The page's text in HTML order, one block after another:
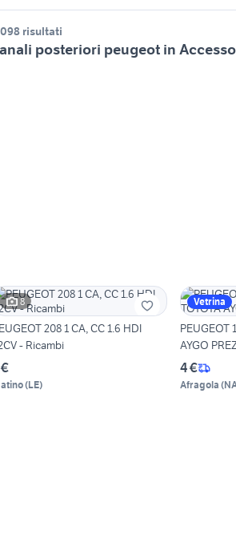
risultati
posteriori peugeot in
8
208 1 CA, CC 1.6 HDI
- Ricambi
(LE)
Vetrina
PEUGEOT
AYGO
4 €
Afragola (